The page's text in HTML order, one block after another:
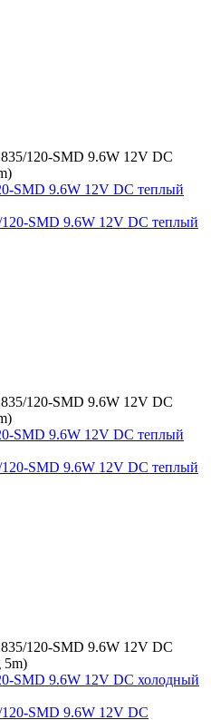
120-SMD 9.6W 12V DC
SMD 9.6W 12V DC теплый
120-SMD 9.6W 12V DC
SMD 9.6W 12V DC теплый
120-SMD 9.6W 12V DC
5m)
SMD 9.6W 12V DC холодный